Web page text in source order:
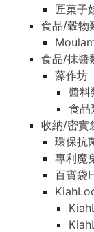
匠菓子
食品/穀物
食品/抹醬
藻作坊
醬料
食品
收納/密實
環保抗
專利魔
百寶袋